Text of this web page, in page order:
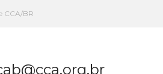
CCA/BR